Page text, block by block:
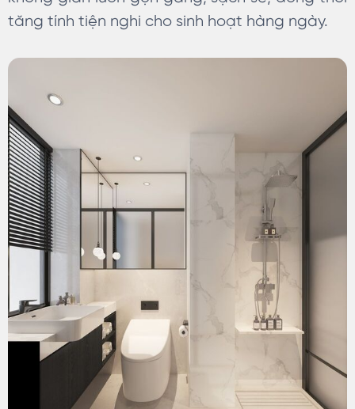
tăng tính tiện nghi cho sinh hoạt hàng ngày.